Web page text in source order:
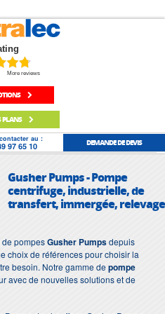
More reviews
PLANS
au :
97 65 10 DEMANDE DE DEVIS
Gusher Pumps - Pompe
centrifuge, industrielle, de
transfert, immergée, relevage
pompesGusher Pumpsdepuis
choix de références pour choisir la
besoin. Notre gamme depompe
avec de nouvelles solutions et de